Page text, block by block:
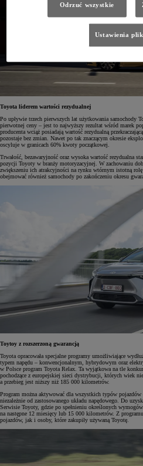
Toyota liderem wartości rezydualnej
Po upływie trzech pierwszych lat użytkowania samochody
pierwotnej ceny – jest to najwyższy rezultat wśród marek
producenta wciąż posiadają wartość rezydualną
pozostaje bez zmian. Nawet po tak znaczącym okresie
oscyluje w granicach 60% kwoty początkowej.
Trwałość, bezawaryjność oraz wysoka wartość rezydualna
pozycji Toyoty w branży motoryzacyjnej. W zachowaniu
zwiększeniu ich atrakcyjności na rynku wtórnym istotną
obejmować również samochody po zakończeniu okresu
Toytoy z rozszerzoną gwarancją
Toyota opracowała specjalne programy umożliwiające
typem napędu – konwencjonalnym, hybrydowym oraz
w Polsce program Toyota Relax. Ta wyjątkowa na tle
pochodzące z europejskiej sieci dystrybucji, których wiek
a przebieg jest niższy niż 185 000 kilometrów.
Program można aktywować dla wszystkich typów
niezależnie od zastosowanego układu napędowego. Do
Serwisie Toyoty, gdzie po spełnieniu określonych
na następne 12 miesięcy lub 15 000 kilometrów. Z
pojazdów, jak i osoby, które zakupiły używaną Toyotę.
Odrzuć wszystkie
Ustawienia